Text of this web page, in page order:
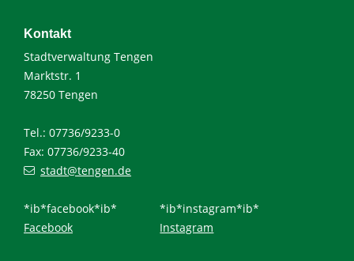
Kontakt
Stadtverwaltung Tengen
Marktstr. 1
78250 Tengen
Tel.: 07736/9233-0
Fax: 07736/9233-40
stadt@tengen.de
*ib*facebook*ib*
Facebook
*ib*instagram*ib*
Instagram